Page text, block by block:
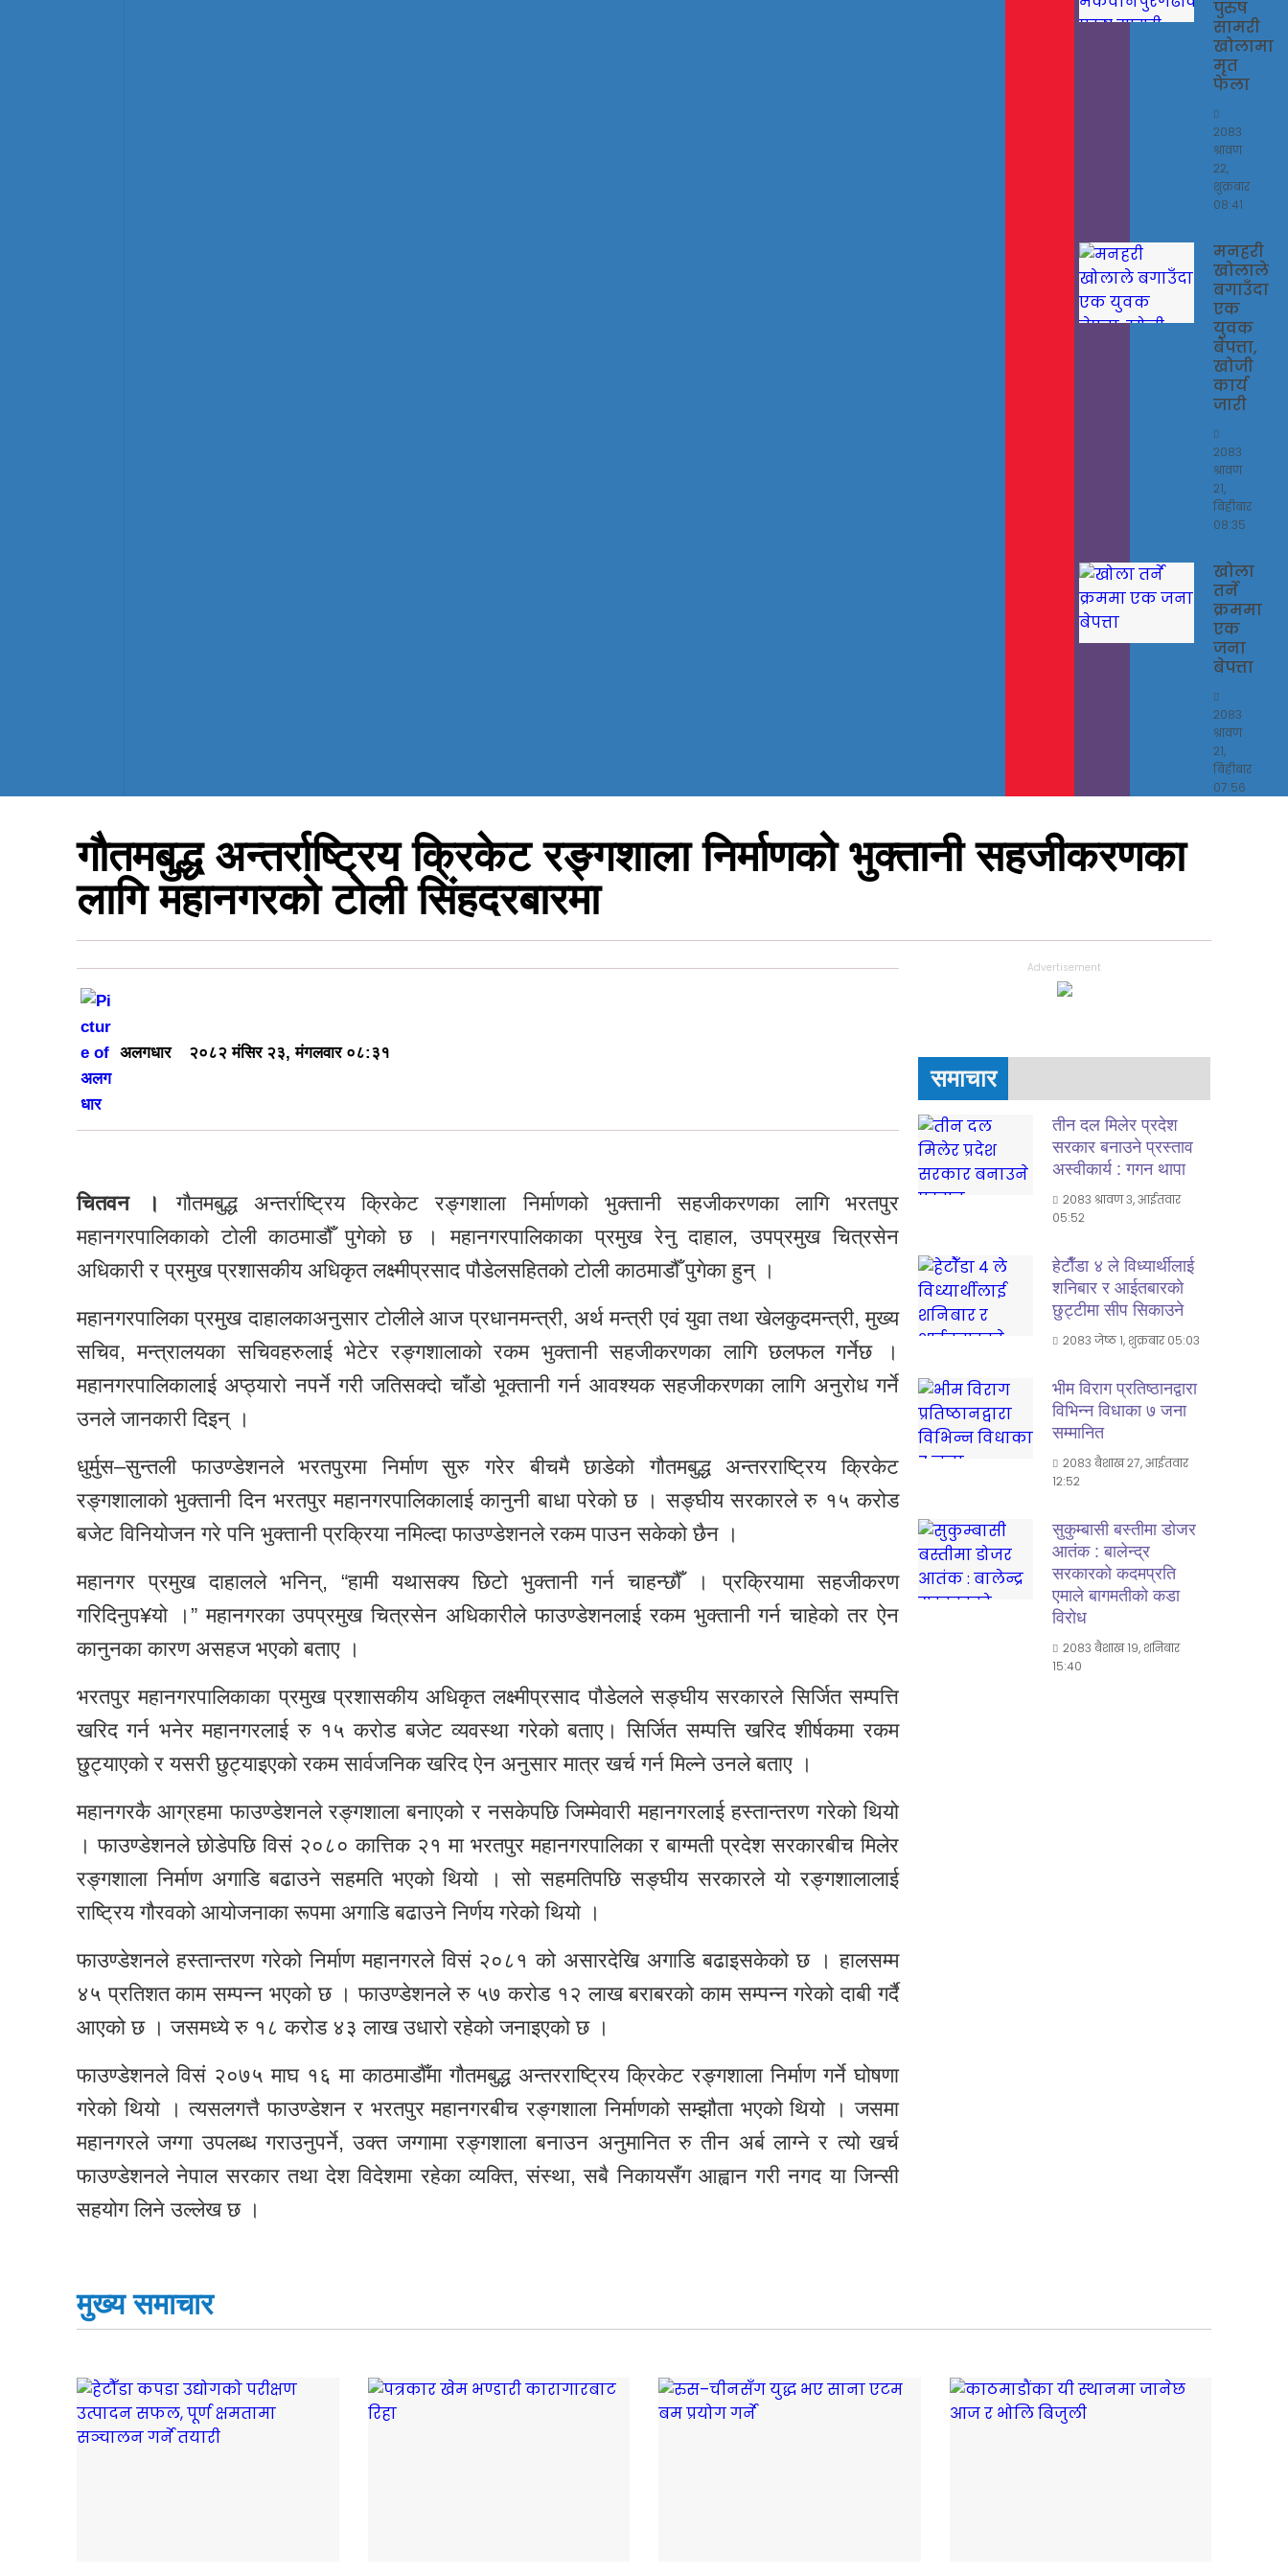
पुरुष
सामरी
खोलामा
मृत
फेला
२०८३
श्रावण
२२,
शुक्रबार
०८:४१
मनहरी
खोलाले
बगाउँदा
एक
युवक
बेपत्ता,
खोजी
कार्य
जारी
२०८३
श्रावण
२१,
बिहीबार
०८:३५
खोला
तर्ने
क्रममा
एक
जना
बेपत्ता
२०८३
श्रावण
२१,
बिहीबार
०७:५६
गौतमबुद्ध अन्तर्राष्ट्रिय क्रिकेट रङ्गशाला निर्माणको भुक्तानी सहजीकरणका
लागि महानगरको टोली सिंहदरबारमा
अलगधार २०८२ मंसिर २३, मंगलवार ०८:३१
चितवन ।
गौतमबुद्ध अन्तर्राष्ट्रिय क्रिकेट रङ्गशाला निर्माणको भुक्तानी सहजीकरणका लागि भरतपुर
महानगरपालिकाको टोली काठमाडौँ पुगेको छ । महानगरपालिकाका प्रमुख रेनु दाहाल, उपप्रमुख चित्रसेन
अधिकारी र प्रमुख प्रशासकीय अधिकृत लक्ष्मीप्रसाद पौडेलसहितको टोली काठमाडौँ पुगेका हुन् ।
महानगरपालिका प्रमुख दाहालकाअनुसार टोलीले आज प्रधानमन्त्री, अर्थ मन्त्री एवं युवा तथा खेलकुदमन्त्री, मुख्य
सचिव, मन्त्रालयका सचिवहरुलाई भेटेर रङ्गशालाको रकम भुक्तानी सहजीकरणका लागि छलफल गर्नेछ ।
महानगरपालिकालाई अप्ठ्यारो नपर्ने गरी जतिसक्दो चाँडो भूक्तानी गर्न आवश्यक सहजीकरणका लागि अनुरोध गर्ने
उनले जानकारी दिइन् ।
धुर्मुस–सुन्तली फाउण्डेशनले भरतपुरमा निर्माण सुरु गरेर बीचमै छाडेको गौतमबुद्ध अन्तरराष्ट्रिय क्रिकेट
रङ्गशालाको भुक्तानी दिन भरतपुर महानगरपालिकालाई कानुनी बाधा परेको छ । सङ्घीय सरकारले रु १५ करोड
बजेट विनियोजन गरे पनि भुक्तानी प्रक्रिया नमिल्दा फाउण्डेशनले रकम पाउन सकेको छैन ।
महानगर प्रमुख दाहालले भनिन्, “हामी यथासक्य छिटो भुक्तानी गर्न चाहन्छौँ । प्रक्रियामा सहजीकरण
गरिदिनुप¥यो ।” महानगरका उपप्रमुख चित्रसेन अधिकारीले फाउण्डेशनलाई रकम भुक्तानी गर्न चाहेको तर ऐन
कानुनका कारण असहज भएको बताए ।
भरतपुर महानगरपालिकाका प्रमुख प्रशासकीय अधिकृत लक्ष्मीप्रसाद पौडेलले सङ्घीय सरकारले सिर्जित सम्पत्ति
खरिद गर्न भनेर महानगरलाई रु १५ करोड बजेट व्यवस्था गरेको बताए। सिर्जित सम्पत्ति खरिद शीर्षकमा रकम
छु्ट्याएको र यसरी छुट्याइएको रकम सार्वजनिक खरिद ऐन अनुसार मात्र खर्च गर्न मिल्ने उनले बताए ।
महानगरकै आग्रहमा फाउण्डेशनले रङ्गशाला बनाएको र नसकेपछि जिम्मेवारी महानगरलाई हस्तान्तरण गरेको थियो
। फाउण्डेशनले छोडेपछि विसं २०८० कात्तिक २१ मा भरतपुर महानगरपालिका र बाग्मती प्रदेश सरकारबीच मिलेर
रङ्गशाला निर्माण अगाडि बढाउने सहमति भएको थियो । सो सहमतिपछि सङ्घीय सरकारले यो रङ्गशालालाई
राष्ट्रिय गौरवको आयोजनाका रूपमा अगाडि बढाउने निर्णय गरेको थियो ।
फाउण्डेशनले हस्तान्तरण गरेको निर्माण महानगरले विसं २०८१ को असारदेखि अगाडि बढाइसकेको छ । हालसम्म
४५ प्रतिशत काम सम्पन्न भएको छ । फाउण्डेशनले रु ५७ करोड १२ लाख बराबरको काम सम्पन्न गरेको दाबी गर्दै
आएको छ । जसमध्ये रु १८ करोड ४३ लाख उधारो रहेको जनाइएको छ ।
फाउण्डेशनले विसं २०७५ माघ १६ मा काठमाडौँमा गौतमबुद्ध अन्तरराष्ट्रिय क्रिकेट रङ्गशाला निर्माण गर्ने घोषणा
गरेको थियो । त्यसलगत्तै फाउण्डेशन र भरतपुर महानगरबीच रङ्गशाला निर्माणको सम्झौता भएको थियो । जसमा
महानगरले जग्गा उपलब्ध गराउनुपर्ने, उक्त जग्गामा रङ्गशाला बनाउन अनुमानित रु तीन अर्ब लाग्ने र त्यो खर्च
फाउण्डेशनले नेपाल सरकार तथा देश विदेशमा रहेका व्यक्ति, संस्था, सबै निकायसँग आह्वान गरी नगद या जिन्सी
सहयोग लिने उल्लेख छ ।
Advertisement
समाचार
तीन दल मिलेर प्रदेश
सरकार बनाउने प्रस्ताव
अस्वीकार्य : गगन थापा
२०८३ श्रावण ३, आईतवार
०५:५२
हेटाैँडा ४ ले विध्यार्थीलाई
शनिबार र आईतबारकाे
छुट्टीमा सीप सिकाउने
२०८३ जेष्ठ १, शुक्रबार ०५:०३
भीम विराग प्रतिष्ठानद्वारा
विभिन्न विधाका ७ जना
सम्मानित
२०८३ बैशाख २७, आईतवार
१२:५२
सुकुम्बासी बस्तीमा डोजर
आतंक : बालेन्द्र
सरकारको कदमप्रति
एमाले बागमतीको कडा
विरोध
२०८३ बैशाख १९, शनिबार
१५:४०
मुख्य समाचार